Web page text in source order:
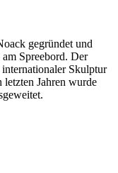
gegründet und
Spreebord. Der
Skulptur
Jahren wurde